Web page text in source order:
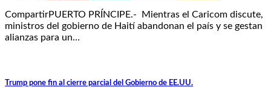
CompartirPUERTO PRÍNCIPE.- Mientras el Caricom discute,
ministros del gobierno de Haití abandonan el país y se gestan
alianzas para un…
Trump pone fin al cierre parcial del Gobierno de EE.UU.